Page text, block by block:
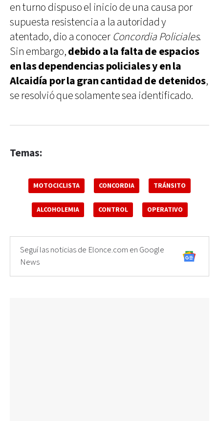
en turno dispuso el inicio de una causa por
supuesta resistencia a la autoridad y
atentado, dio a conocer Concordia Policiales.
Sin embargo,debido a la falta de espacios
en las dependencias policiales y en la
Alcaidía por la gran cantidad de detenidos,
se resolvió que solamente sea identificado.
Temas:
MOTOCICLISTA CONCORDIA TRÁNSITO
ALCOHOLEMIA CONTROL OPERATIVO
Seguí las noticias de Elonce.com en Google
News